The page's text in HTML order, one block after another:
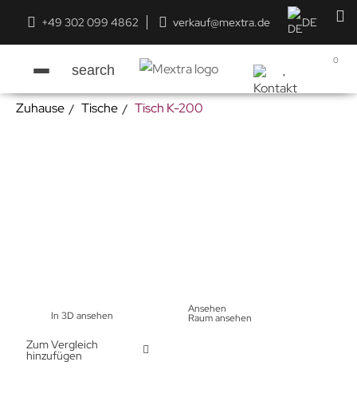
+49 302 099 4862 verkauf@mextra.de DE
search
0
Zuhause Tische Tisch K-200
In 3D ansehen
Ansehen
Raum ansehen
Zum Vergleich
hinzufügen